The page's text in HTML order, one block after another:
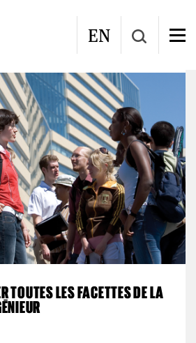
EN
TOUTES LES FACETTES DE LA